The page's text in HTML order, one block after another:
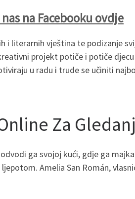
na Facebooku ovdje
i literarnih vještina te podizanje
projekt potiče i potiče
u radu i trude se učiniti
Za
ga svojoj kući, gdje ga
Amelia San Román,